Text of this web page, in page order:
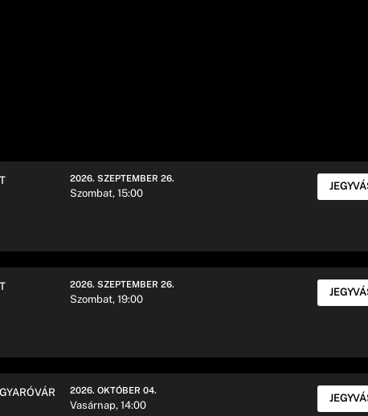
2026. SZEPTEMBER 26.
Szombat, 15:00
2026. SZEPTEMBER 26.
Szombat, 19:00
2026. OKTÓBER 04.
Vasárnap, 14:00